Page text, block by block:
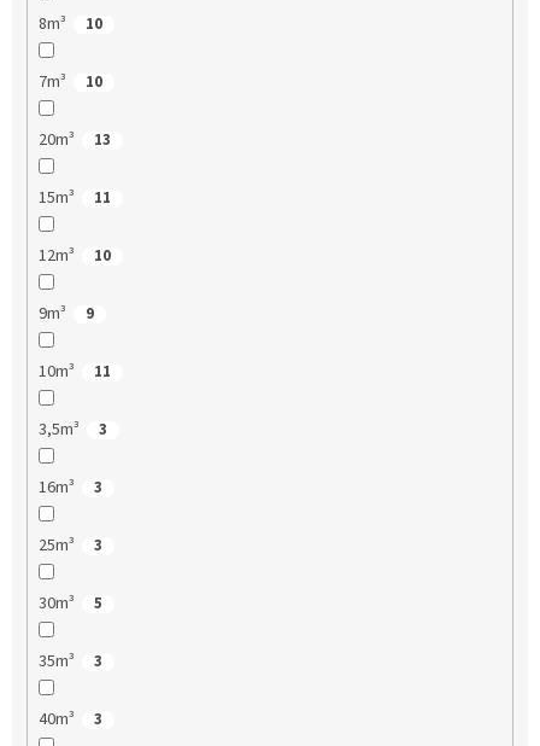
8m³ 10
7m³ 10
20m³ 13
15m³ 11
12m³ 10
9m³ 9
10m³ 11
3,5m³ 3
16m³ 3
25m³ 3
30m³ 5
35m³ 3
40m³ 3